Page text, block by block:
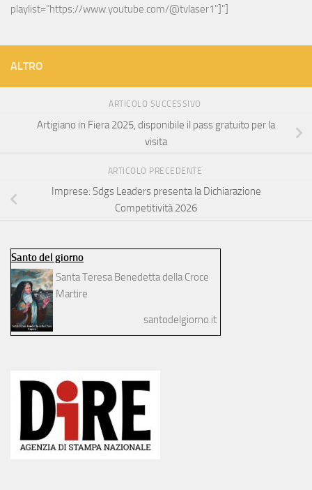
playlist="https://www.youtube.com/@tvlaser1"]"]
ALTRO
ARTICOLO SUCCESSIVO
Artigiano in Fiera 2025, disponibile il pass gratuito per la
visita
ARTICOLO PRECEDENTE
Imprese: Sdgs Leaders presenta la Dichiarazione
Competitività 2026
Santo del giorno
Santa Teresa Benedetta della Croce
Martire
santodelgiorno.it